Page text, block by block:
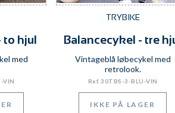
to hjul
med
VIN
TRYBIKE
Balancecykel - tre
Vintageblå løbecykel med
retrolook.
Ref. 30TBS-3-BLU-VIN